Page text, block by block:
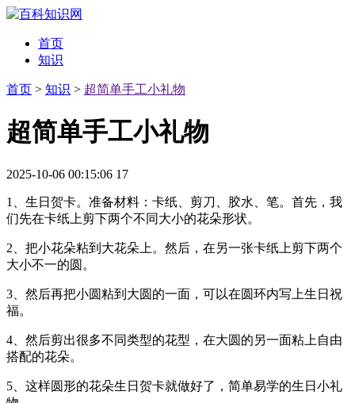
首页
知识
首页 > 知识 > 超简单手工小礼物
超简单手工小礼物
2025-10-06 00:15:06 17
1、生日贺卡。准备材料：卡纸、剪刀、胶水、笔。首先，我
们先在卡纸上剪下两个不同大小的花朵形状。
2、把小花朵粘到大花朵上。然后，在另一张卡纸上剪下两个
大小不一的圆。
3、然后再把小圆粘到大圆的一面，可以在圆环内写上生日祝
福。
4、然后剪出很多不同类型的花型，在大圆的另一面粘上自由
搭配的花朵。
5、这样圆形的花朵生日贺卡就做好了，简单易学的生日小礼